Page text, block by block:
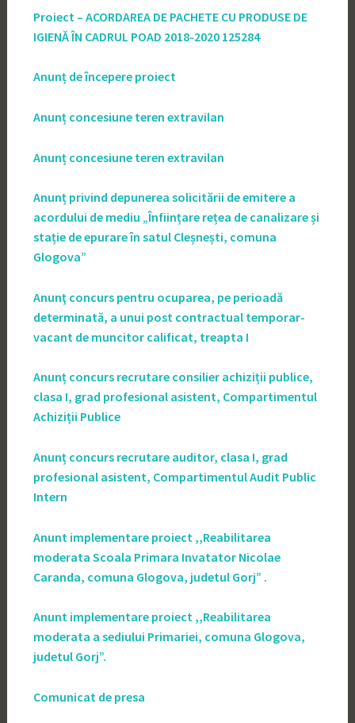
Proiect – ACORDAREA DE PACHETE CU PRODUSE DE
IGIENĂ ÎN CADRUL POAD 2018-2020 125284
Anunț de începere proiect
Anunț concesiune teren extravilan
Anunț concesiune teren extravilan
Anunț privind depunerea solicitării de emitere a
acordului de mediu „Înființare rețea de canalizare și
stație de epurare în satul Cleșnești, comuna
Glogova”
Anunţ concurs pentru ocuparea, pe perioadă
determinată, a unui post contractual temporar-
vacant de muncitor calificat, treapta I
Anunț concurs recrutare consilier achiziții publice,
clasa I, grad profesional asistent, Compartimentul
Achiziții Publice
Anunț concurs recrutare auditor, clasa I, grad
profesional asistent, Compartimentul Audit Public
Intern
Anunt implementare proiect ,,Reabilitarea
moderata Scoala Primara Invatator Nicolae
Caranda, comuna Glogova, judetul Gorj” .
Anunt implementare proiect ,,Reabilitarea
moderata a sediului Primariei, comuna Glogova,
judetul Gorj”.
Comunicat de presa